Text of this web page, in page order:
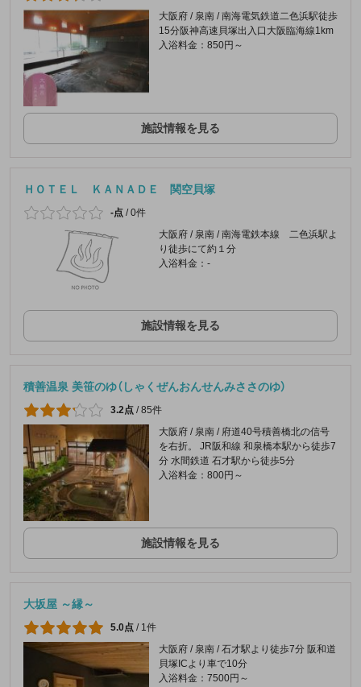
大阪府 / 泉南 / 南海電気鉄道二色浜駅徒歩
15分阪神高速貝塚出入口大阪臨海線1km
入浴料金：850円～
施設情報を見る
ＨＯＴＥＬ ＫＡＮＡＤＥ 関空貝塚
-点 /0件
大阪府 / 泉南 / 南海電鉄本線 二色浜駅よ
り徒歩にて約１分
入浴料金：-
施設情報を見る
積善温泉 美笹のゆ（しゃくぜんおんせんみささのゆ）
3.2点 /85件
大阪府 / 泉南 / 府道40号積善橋北の信号
を右折。 JR阪和線 和泉橋本駅から徒歩7
分 水間鉄道 石才駅から徒歩5分
入浴料金：800円～
施設情報を見る
大坂屋 ～縁～
5.0点 / 1件
大阪府 / 泉南 / 石才駅より徒歩7分 阪和道
貝塚ICより車で10分
入浴料金：7500円～